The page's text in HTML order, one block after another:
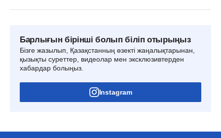
Барлығын бірінші болып біліп отырыңыз
Бізге жазылып, Қазақстанның өзекті жаңалықтарынан,
қызықты суреттер, видеолар мен эксклюзивтерден
хабардар болыңыз.
Instagram